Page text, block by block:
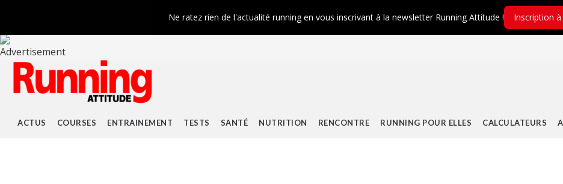
ACTUS COURSES ENTRAINEMENT TESTS SANTÉ NUTRITION RENCONTRE RUNNING POUR ELLES CALCULATEURS
Ne ratez rien de l'actualité running en vous inscrivant à la newsletter Running Attitude ! Inscription